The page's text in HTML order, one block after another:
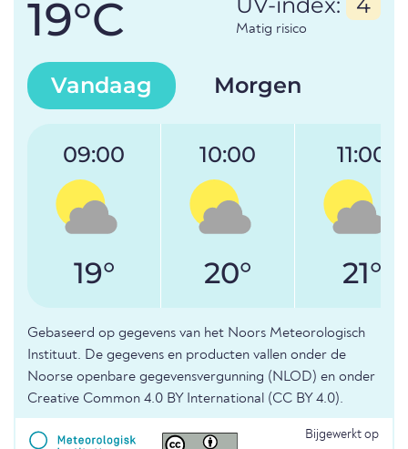
19°C Matig risico
Vandaag Morgen
09:00
19°
10:00
20°
11:00
21°
Gebaseerd op gegevens van het Noors Meteorologisch
Instituut. De gegevens en producten vallen onder de
Noorse openbare gegevensvergunning (NLOD) en onder
Creative Common 4.0 BY International (CC BY 4.0).
Bijgewerkt op